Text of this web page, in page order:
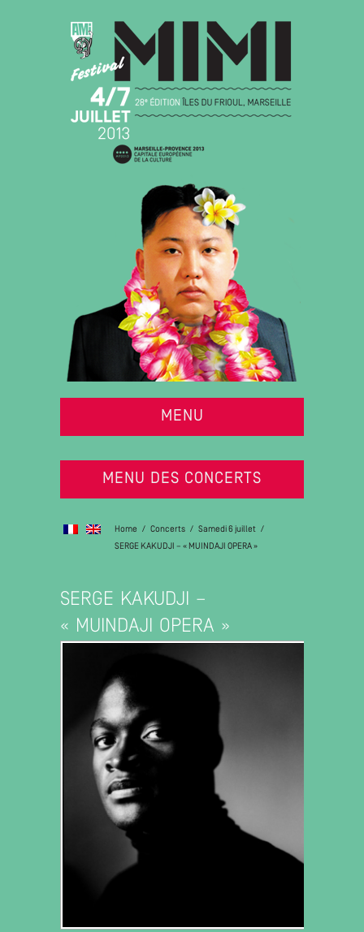
MENU
MENU DES CONCERTS
Home / Concerts / Samedi 6 juillet /
SERGE KAKUDJI – « MUINDAJI OPERA »
SERGE KAKUDJI –
« MUINDAJI OPERA »